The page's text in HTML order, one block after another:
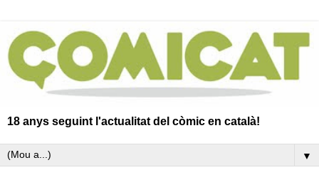
18 anys seguint l'actualitat del còmic en català!
▼